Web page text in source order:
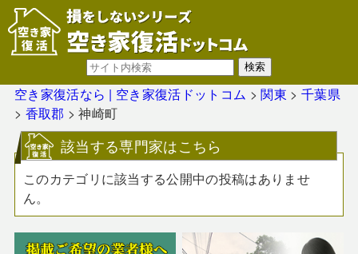
空き家復活なら | 空き家復活ドットコム >関東 > 千葉県
> 香取郡 >神崎町
該当する専門家はこちら
このカテゴリに該当する公開中の投稿はありませ
ん。